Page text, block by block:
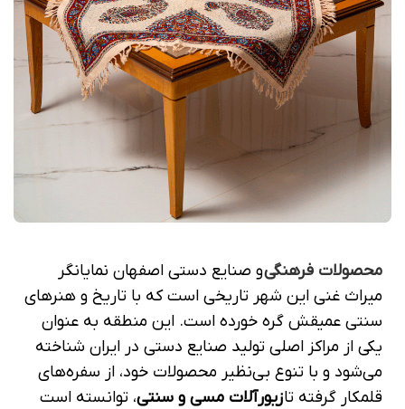
محصولات فرهنگیو صنایع دستی اصفهان نمایانگر
میراث غنی این شهر تاریخی است که با تاریخ و هنرهای
سنتی عمیقش گره خورده است. این منطقه به عنوان
یکی از مراکز اصلی تولید صنایع دستی در ایران شناخته
می‌شود و با تنوع بی‌نظیر محصولات خود، از سفره‌های
قلمکار گرفته تازیورآلات مسی و سنتی، توانسته است